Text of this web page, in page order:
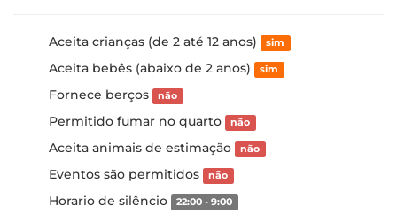
Aceita crianças (de 2 até 12 anos) sim
Aceita bebês (abaixo de 2 anos) sim
Fornece berços não
Permitido fumar no quarto não
Aceita animais de estimação não
Eventos são permitidos não
Horario de silêncio 22:00 - 9:00